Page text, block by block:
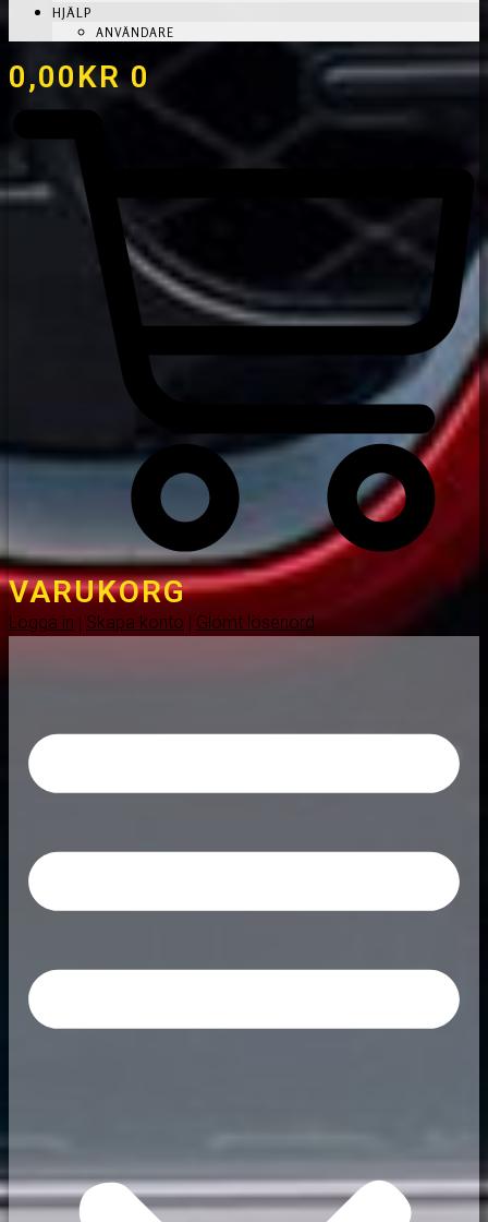
HJÄLP
ANVÄNDARE
0,00KR 0
VARUKORG
Logga in | Skapa konto | Glömt lösenord